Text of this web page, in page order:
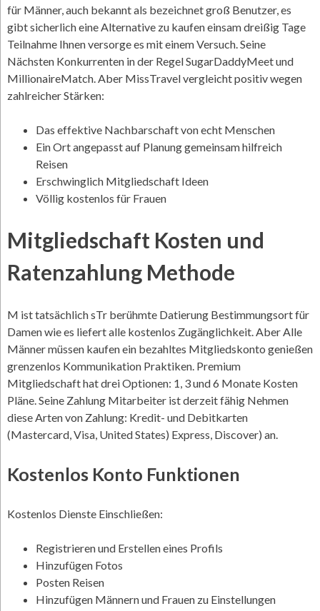
für Männer, auch bekannt als bezeichnet groß Benutzer, es
gibt sicherlich eine Alternative zu kaufen einsam dreißig Tage
Teilnahme Ihnen versorge es mit einem Versuch. Seine
Nächsten Konkurrenten in der Regel SugarDaddyMeet und
MillionaireMatch. Aber MissTravel vergleicht positiv wegen
zahlreicher Stärken:
Das effektive Nachbarschaft von echt Menschen
Ein Ort angepasst auf Planung gemeinsam hilfreich
Reisen
Erschwinglich Mitgliedschaft Ideen
Völlig kostenlos für Frauen
Mitgliedschaft Kosten und
Ratenzahlung Methode
M ist tatsächlich sTr berühmte Datierung Bestimmungsort für
Damen wie es liefert alle kostenlos Zugänglichkeit. Aber Alle
Männer müssen kaufen ein bezahltes Mitgliedskonto genießen
grenzenlos Kommunikation Praktiken. Premium
Mitgliedschaft hat drei Optionen: 1, 3 und 6 Monate Kosten
Pläne. Seine Zahlung Mitarbeiter ist derzeit fähig Nehmen
diese Arten von Zahlung: Kredit- und Debitkarten
(Mastercard, Visa, United States) Express, Discover) an.
Kostenlos Konto Funktionen
Kostenlos Dienste Einschließen:
Registrieren und Erstellen eines Profils
Hinzufügen Fotos
Posten Reisen
Hinzufügen Männern und Frauen zu Einstellungen